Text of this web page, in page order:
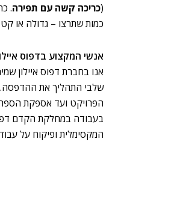
(כריכה קשה עם תפירה.
כמות שתרצו – גדולה או
אנשי המקצוע בדפוס
אנו בחברת דפוס איילון
שלבי התהליך את
הפרויקט ועד אספקת
בעבודה במחלקת הקדם
המקסימלית ופיקוח על